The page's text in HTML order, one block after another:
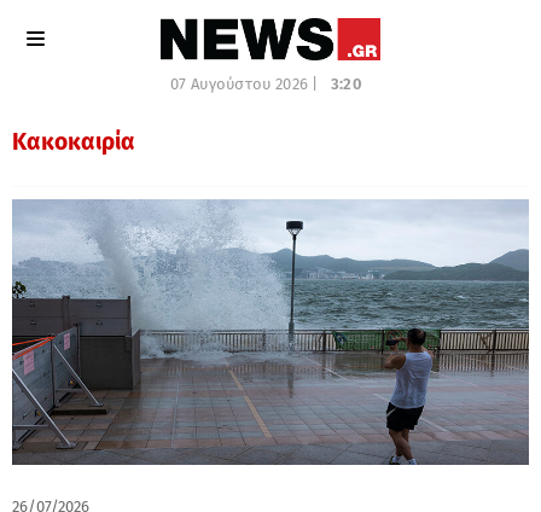
07 Αυγούστου 2026 | 3:21
Κακοκαιρία
26/07/2026